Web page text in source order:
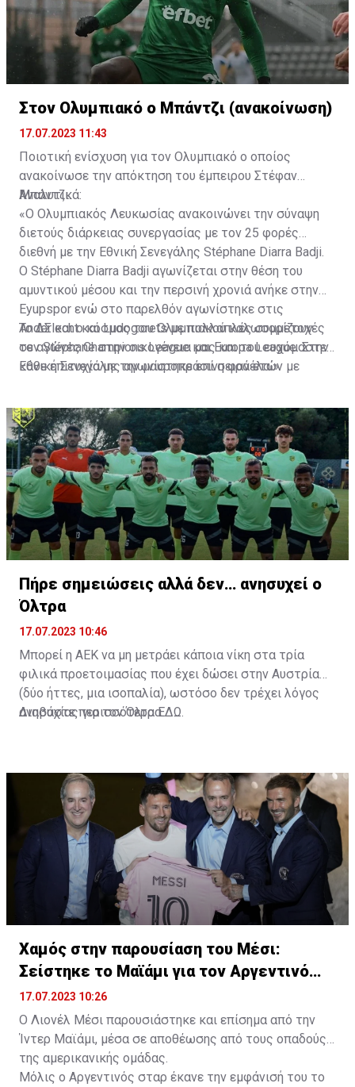
Στον Ολυμπιακό ο Μπάντζι (ανακοίνωση)
17.07.2023 11:43
Ποιοτική ενίσχυση για τον Ολυμπιακό ο οποίος
ανακοίνωσε την απόκτηση του έμπειρου Στέφαν
Μπάντζι.
Αναλυτικά:
«Ο Ολυμπιακός Λευκωσίας ανακοινώνει την σύναψη
διετούς διάρκειας συνεργασίας με τον 25 φορές
διεθνή με την Εθνική Σενεγάλης Stéphane Diarra Badji.
Ο Stéphane Diarra Badji αγωνίζεται στην θέση του
αμυντικού μέσου και την περσινή χρονιά ανήκε στην
Eyupspor ενώ στο παρελθόν αγωνίστηκε στις
Anderlecht και Ludogorets με πολλαπλές συμμετοχές
σε αγώνες Champions League και Europa League. Στην
Εθνική Σενεγάλης αγωνίστηκε επί σειρά ετών με
Cheikhou Kouyate, Papiss Cisse. Χαρακτηρίζεται από
εξαιρετικά αθλητικά προσόντα, τάκλιν ακριβείας και
άριστη τοποθέτηση σε όλο τον χώρο του κέντρου.
Το ΔΣ και ο κόσμος του Ολυμπιακού καλωσορίζουν
τον Stéphane στην οικογένεια μας και του ευχόμαστε
κάθε επιτυχία με την μαυροπράσινη φανέλα.»
Πήρε σημειώσεις αλλά δεν… ανησυχεί ο
Όλτρα
17.07.2023 10:46
Μπορεί η ΑΕΚ να μη μετράει κάποια νίκη στα τρία
φιλικά προετοιμασίας που έχει δώσει στην Αυστρία
(δύο ήττες, μια ισοπαλία), ωστόσο δεν τρέχει λόγος
ανησυχίας για τον Όλτρα.
Διαβάστε περισσότεραΕΔΩ.
Χαμός στην παρουσίαση του Μέσι:
Σείστηκε το Μαϊάμι για τον Αργεντινό
σταρ
17.07.2023 10:26
Ο Λιονέλ Μέσι παρουσιάστηκε και επίσημα από την
Ίντερ Μαϊάμι, μέσα σε αποθέωσης από τους οπαδούς
της αμερικανικής ομάδας.
Μόλις ο Αργεντινός σταρ έκανε την εμφάνισή του το